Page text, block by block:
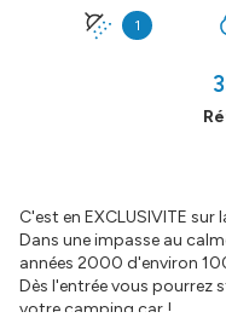
1
C'est en EXCLUSIVITE sur
Dans une impasse au
années 2000 d'environ
Dès l'entrée vous pourrez
votre camping car !